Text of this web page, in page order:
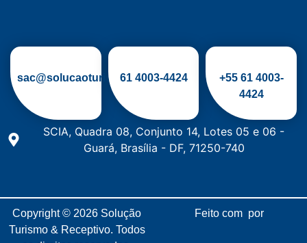
sac@solucaoturismo.com.br
61 4003-4424
+55 61 4003-
4424
SCIA, Quadra 08, Conjunto 14, Lotes 05 e 06 -
Guará, Brasília - DF, 71250-740
Copyright © 2026 Solução
Turismo & Receptivo. Todos
Feito com por